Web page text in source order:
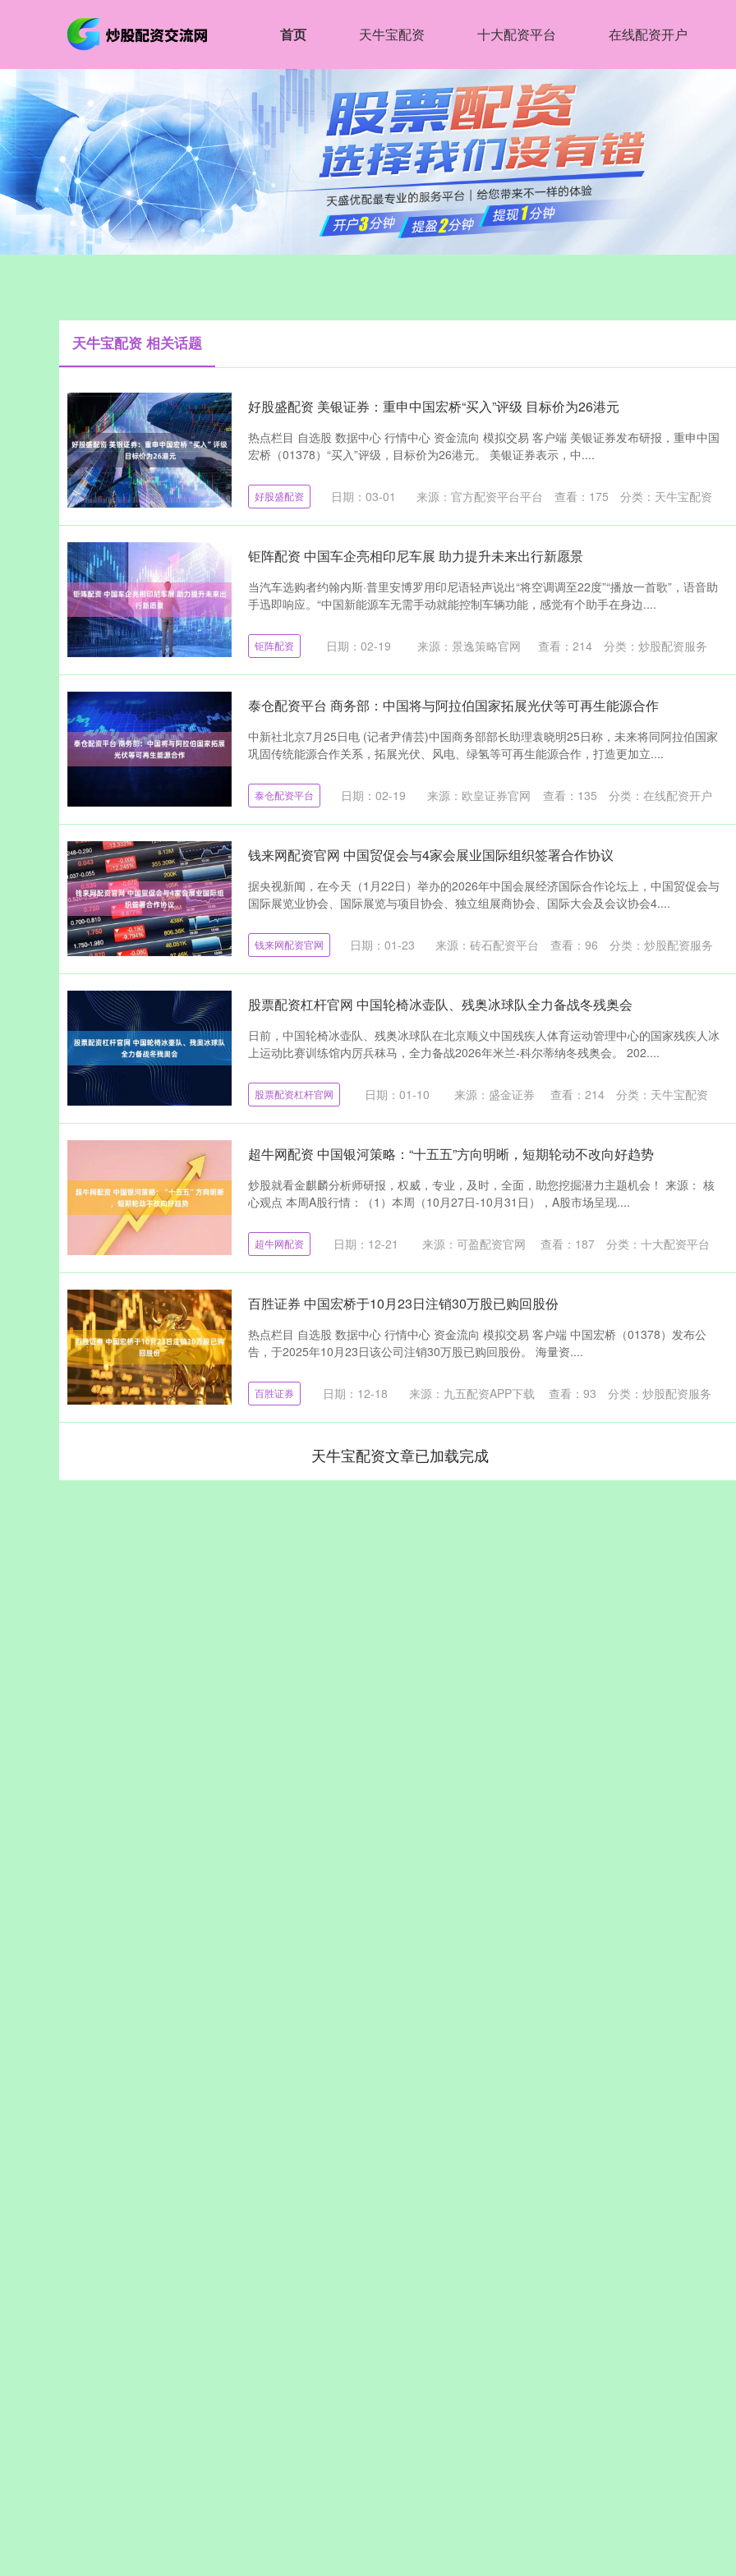
首页 天牛宝配资 十大配资平台 在线配资开户
天牛宝配资 相关话题
好股盛配资 美银证券：重申中国宏桥“买入”评级 目标价为26港元
热点栏目 自选股 数据中心 行情中心 资金流向 模拟交易 客户端 美银证券发布研报，重申中国
宏桥（01378）“买入”评级，目标价为26港元。 美银证券表示，中....
好股盛配资 日期：03-01 来源：官方配资平台平台 查看： 175 分类： 天牛宝配资
钜阵配资 中国车企亮相印尼车展 助力提升未来出行新愿景
当汽车选购者约翰内斯·普里安博罗用印尼语轻声说出“将空调调至22度”“播放一首歌”，语音助
手迅即响应。“中国新能源车无需手动就能控制车辆功能，感觉有个助手在身边....
钜阵配资 日期：02-19 来源：景逸策略官网 查看： 214 分类： 炒股配资服务
泰仓配资平台 商务部：中国将与阿拉伯国家拓展光伏等可再生能源合作
中新社北京7月25日电 (记者尹倩芸)中国商务部部长助理袁晓明25日称，未来将同阿拉伯国家
巩固传统能源合作关系，拓展光伏、风电、绿氢等可再生能源合作，打造更加立....
泰仓配资平台 日期：02-19 来源：欧皇证券官网 查看： 135 分类： 在线配资开户
钱来网配资官网 中国贸促会与4家会展业国际组织签署合作协议
据央视新闻，在今天（1月22日）举办的2026年中国会展经济国际合作论坛上，中国贸促会与
国际展览业协会、国际展览与项目协会、独立组展商协会、国际大会及会议协会4....
钱来网配资官网 日期：01-23 来源：砖石配资平台 查看： 96 分类： 炒股配资服务
股票配资杠杆官网 中国轮椅冰壶队、残奥冰球队全力备战冬残奥会
日前，中国轮椅冰壶队、残奥冰球队在北京顺义中国残疾人体育运动管理中心的国家残疾人冰
上运动比赛训练馆内厉兵秣马，全力备战2026年米兰-科尔蒂纳冬残奥会。 202....
股票配资杠杆官网 日期：01-10 来源：盛金证券 查看：214 分类： 天牛宝配资
超牛网配资 中国银河策略：“十五五”方向明晰，短期轮动不改向好趋势
炒股就看金麒麟分析师研报，权威，专业，及时，全面，助您挖掘潜力主题机会！ 来源： 核
心观点 本周A股行情：（1）本周（10月27日-10月31日），A股市场呈现....
超牛网配资 日期：12-21 来源：可盈配资官网 查看： 187 分类： 十大配资平台
百胜证券 中国宏桥于10月23日注销30万股已购回股份
热点栏目 自选股 数据中心 行情中心 资金流向 模拟交易 客户端 中国宏桥（01378）发布公
告，于2025年10月23日该公司注销30万股已购回股份。 海量资....
百胜证券 日期：12-18 来源：九五配资APP下载 查看： 93 分类： 炒股配资服务
天牛宝配资文章已加载完成